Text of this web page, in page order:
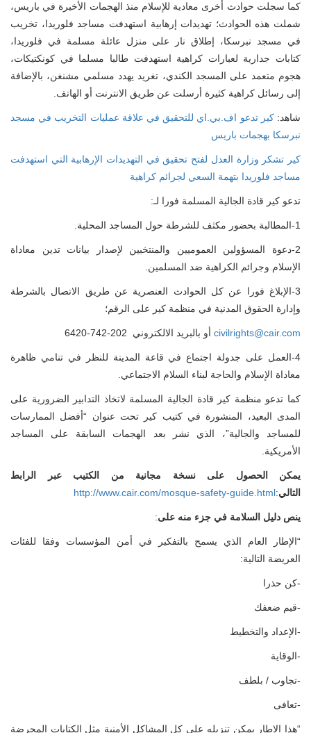
كما سجلت حوادث أخرى معادية للإسلام منذ الهجمات الأخيرة في باريس،
شملت هذه الحوادث؛ تهديدات إرهابية استهدفت مساجد فلوريدا، تخريب
في مسجد نبرسكا، إطلاق نار على منزل عائلة مسلمة في فلوريدا،
كتابات جدارية لعبارات كراهية استهدفت طالبا مسلما في كونكتيكات،
هجوم متعمد على المسجد الكندي، تغريد يهدد مسلمي مشنغن، بالإضافة
إلى رسائل كراهية كثيرة أرسلت عن طريق الانترنت أو الهاتف.
شاهد:كير تدعو اف.بي.اي للتحقيق في علاقة عمليات التخريب في مسجد
نبرسكا بهجمات باريس
كير تشكر وزارة العدل لفتح تحقيق في التهديدات الإرهابية التي استهدفت
مساجد فلوريدا بتهمة السعي لجرائم كراهية
تدعو كير قادة الجالية المسلمة فورا لـ:
2-دعوة المسؤولين العموميين والمنتخبين لإصدار بيانات تدين معاداة
الإسلام وجرائم الكراهية ضد المسلمين.
3-الإبلاغ فورا عن كل الحوادث العنصرية عن طريق الاتصال بالشرطة
وإدارة الحقوق المدنية في منظمة كير على الرقم؛
civilrights@cair.comأو بالبريد الالكتروني 202-742-6420
4-العمل على جدولة اجتماع في قاعة المدينة للنظر في تنامي ظاهرة
معاداة الإسلام والحاجة لبناء السلام الاجتماعي.
كما تدعو منظمة كير قادة الجالية المسلمة لاتخاذ التدابير الضرورية على
المدى البعيد، المنشورة في كتيب كير تحت عنوان “أفضل الممارسات
للمساجد والجالية”، الذي نشر بعد الهجمات السابقة على المساجد
الأمريكية.
يمكن الحصول على نسخة مجانية من الكتيب عبر الرابط
التالي:
http://www.cair.com/mosque-safety-guide.html
ينص دليل السلامة في جزء منه على:
“الإطار العام الذي يسمح بالتفكير في أمن المؤسسات وفقا للفئات
العريضة التالية:
-كن حذرا
-قيم ضعفك
-الإعداد والتخطيط
-الوقاية
-تجاوب / بلطف
-تعافى
“هذا الإطار يمكن تنزيله على كل المشاكل الأمنية مثل الكتابات المحرضة